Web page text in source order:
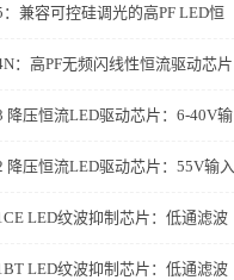
兼容可控硅调光的高PF LED恒
：高PF无频闪线性恒流驱动芯片
降压恒流LED驱动芯片：6-40V输
降压恒流LED驱动芯片：55V输入
LED纹波抑制芯片：低通滤波
LED纹波抑制芯片：低通滤波